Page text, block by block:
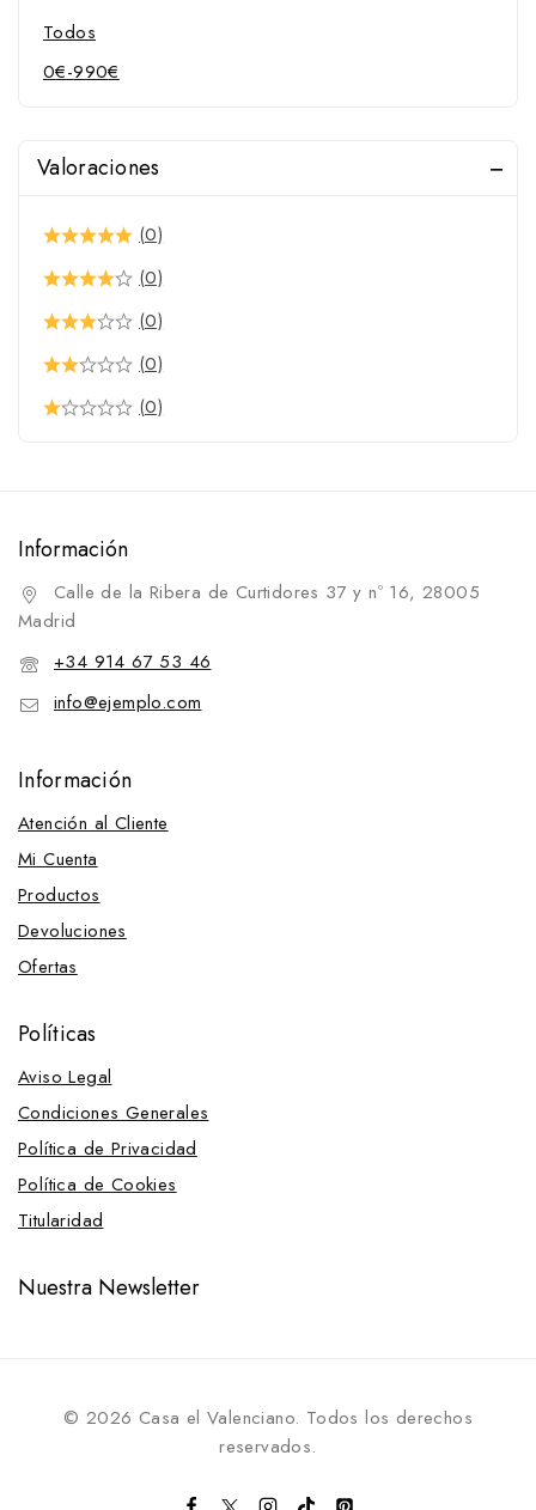
Todos
0€-990€
Valoraciones
(0)
(0)
(0)
(0)
(0)
Información
Calle de la Ribera de Curtidores 37 y nº 16, 28005
Madrid
+34 914 67 53 46
info@ejemplo.com
Información
Atención al Cliente
Mi Cuenta
Productos
Devoluciones
Ofertas
Políticas
Aviso Legal
Condiciones Generales
Política de Privacidad
Política de Cookies
Titularidad
Nuestra Newsletter
© 2026 Casa el Valenciano. Todos los derechos
reservados.